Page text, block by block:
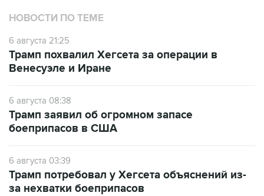
НОВОСТИ ПО ТЕМЕ
6 августа 21:25
Трамп похвалил Хегсета за операции в
Венесуэле и Иране
6 августа 08:38
Трамп заявил об огромном запасе
боеприпасов в США
6 августа 03:39
Трамп потребовал у Хегсета объяснений из-
за нехватки боеприпасов